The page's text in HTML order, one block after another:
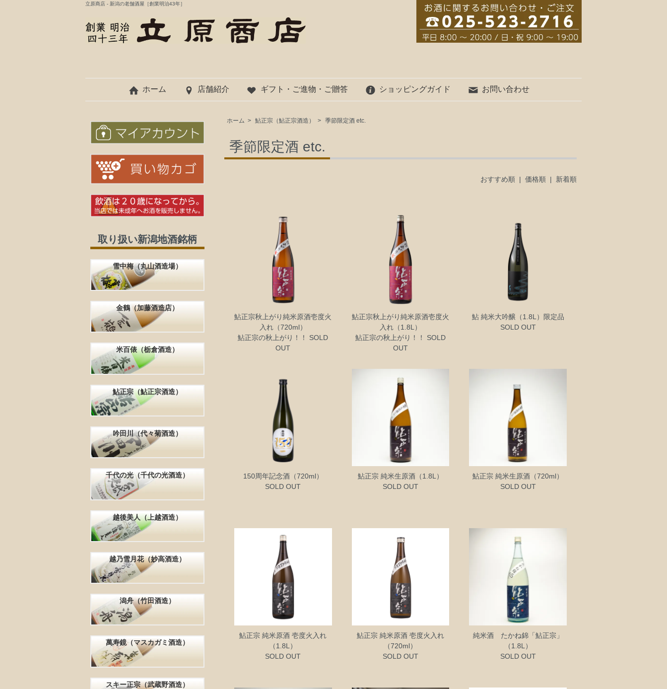
立原商店 - 新潟の老舗酒屋［創業明治43年］
ホーム 店舗紹介 ギフト・ご進物・ご贈答 ショッピングガイド お問い合わせ
ホーム > 鮎正宗（鮎正宗酒造） > 季節限定酒 etc.
季節限定酒 etc.
おすすめ順 | 価格順 | 新着順
鮎正宗秋上がり純米原酒壱度火
入れ（720ml）
鮎正宗の秋上がり！！ SOLD
OUT
鮎正宗秋上がり純米原酒壱度火
入れ（1.8L）
鮎正宗の秋上がり！！ SOLD
OUT
鮎 純米大吟醸（1.8L）限定品
SOLD OUT
150周年記念酒（720ml）
SOLD OUT
鮎正宗 純米生原酒（1.8L）
SOLD OUT
鮎正宗 純米生原酒（720ml）
SOLD OUT
鮎正宗 純米原酒 壱度火入れ
（1.8L）
SOLD OUT
鮎正宗 純米原酒 壱度火入れ
（720ml）
SOLD OUT
純米酒 たかね錦「鮎正宗」
（1.8L）
SOLD OUT
取り扱い新潟地酒銘柄
雪中梅（丸山酒造場）
金鶴（加藤酒造店）
米百俵（栃倉酒造）
鮎正宗（鮎正宗酒造）
吟田川（代々菊酒造）
千代の光（千代の光酒造）
越後美人（上越酒造）
越乃雪月花（妙高酒造）
潟舟（竹田酒造）
萬寿鏡（マスカガミ酒造）
スキー正宗（武蔵野酒造）